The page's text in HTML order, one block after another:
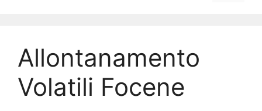
Allontanamento
Volatili Focene